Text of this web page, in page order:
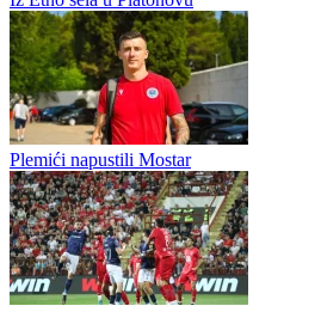
Zvijezda-09 traži pojačanja
Ispadanje iz Premijer lige BiH nije
09. Trener Bojan Trkulja će i u novoj
značajno promijenjena jer se klub na